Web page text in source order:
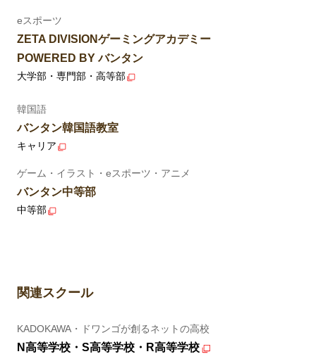
eスポーツ
ZETA DIVISIONゲーミングアカデミー
POWERED BY バンタン
大学部・専門部・高等部
韓国語
バンタン韓国語教室
キャリア
ゲーム・イラスト・eスポーツ・アニメ
バンタン中等部
中等部
関連スクール
KADOKAWA・ドワンゴが創るネットの高校
N高等学校・S高等学校・R高等学校